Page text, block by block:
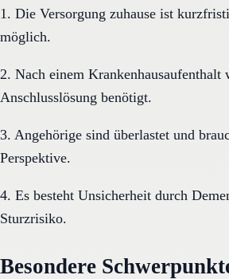
1. Die Versorgung zuhause ist
möglich.
2. Nach einem Krankenhausaufenthalt
Anschlusslösung benötigt.
3. Angehörige sind überlastet und
Perspektive.
4. Es besteht Unsicherheit durch
Sturzrisiko.
Besondere